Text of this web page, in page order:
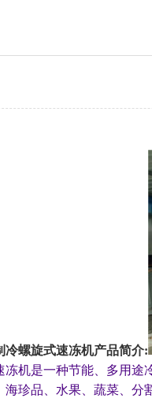
冷螺旋式速冻机产品简介:
冻机是一种节能、多用途
海珍品、水果、蔬菜、分